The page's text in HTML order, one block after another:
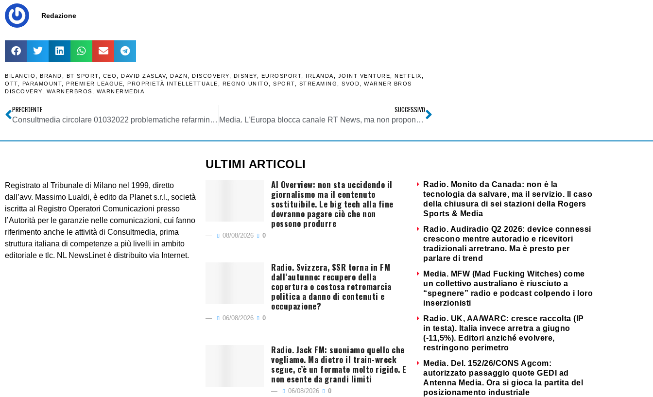
Redazione
BILANCIO BRAND BT SPORT CEO DAVID ZASLAV, DAZN DISCOVERY DISNEY EUROSPORT IRLANDA JOINT VENTURE NETFLIX
OTT
PARAMOUNT PREMIER LEAGUE PROPRIETÀ INTELLETTUALE REGNO UNITO SPORT STREAMING SVOD
WARNER BROS
DISCOVERY
WARNERBROS WARNERMEDIA
PRECEDENTE
Consultmedia circolare 01032022 problematiche refarming DTT art. 1 c 11 quater DL 228-2021 conv L 15-2022
SUCCESSIVO
Media. L’Europa blocca canale RT News, ma non propone fonte notizie alternativa per cittadini russi. Mentre ai tempi della guerra fredda…
Registrato al Tribunale di Milano nel 1999, diretto
dall’avv. Massimo Lualdi, è edito da Planet s.r.l., società
iscritta al Registro Operatori Comunicazioni presso
l’Autorità per le garanzie nelle comunicazioni, cui fanno
riferimento anche le attività di Consultmedia, prima
struttura italiana di competenze a più livelli in ambito
editoriale e tlc. NL NewsLinet è distribuito via Internet.
ULTIMI ARTICOLI
AI Overview: non sta uccidendo il
giornalismo ma il contenuto
sostituibile. Le big tech alla fine
dovranno pagare ciò che non
possono produrre
08/08/2026 0
Radio. Svizzera, SSR torna in FM
dall’autunno: recupero della
copertura o costosa retromarcia
politica a danno di contenuti e
occupazione?
06/08/2026 0
Radio. Jack FM: suoniamo quello che
vogliamo. Ma dietro il train-wreck
segue, c’è un formato molto rigido. E
non esente da grandi limiti
06/08/2026 0
Radio. Monito da Canada: non è la
tecnologia da salvare, ma il servizio. Il caso
della chiusura di sei stazioni della Rogers
Sports & Media
Radio. Audiradio Q2 2026: device connessi
crescono mentre autoradio e ricevitori
tradizionali arretrano. Ma è presto per
parlare di trend
Media. MFW (Mad Fucking Witches) come
un collettivo australiano è riusciuto a
“spegnere” radio e podcast colpendo i loro
inserzionisti
Radio. UK, AA/WARC: cresce raccolta (IP
in testa). Italia invece arretra a giugno
(-11,5%). Editori anziché evolvere,
restringono perimetro
Media. Del. 152/26/CONS Agcom:
autorizzato passaggio quote GEDI ad
Antenna Media. Ora si gioca la partita del
posizionamento industriale